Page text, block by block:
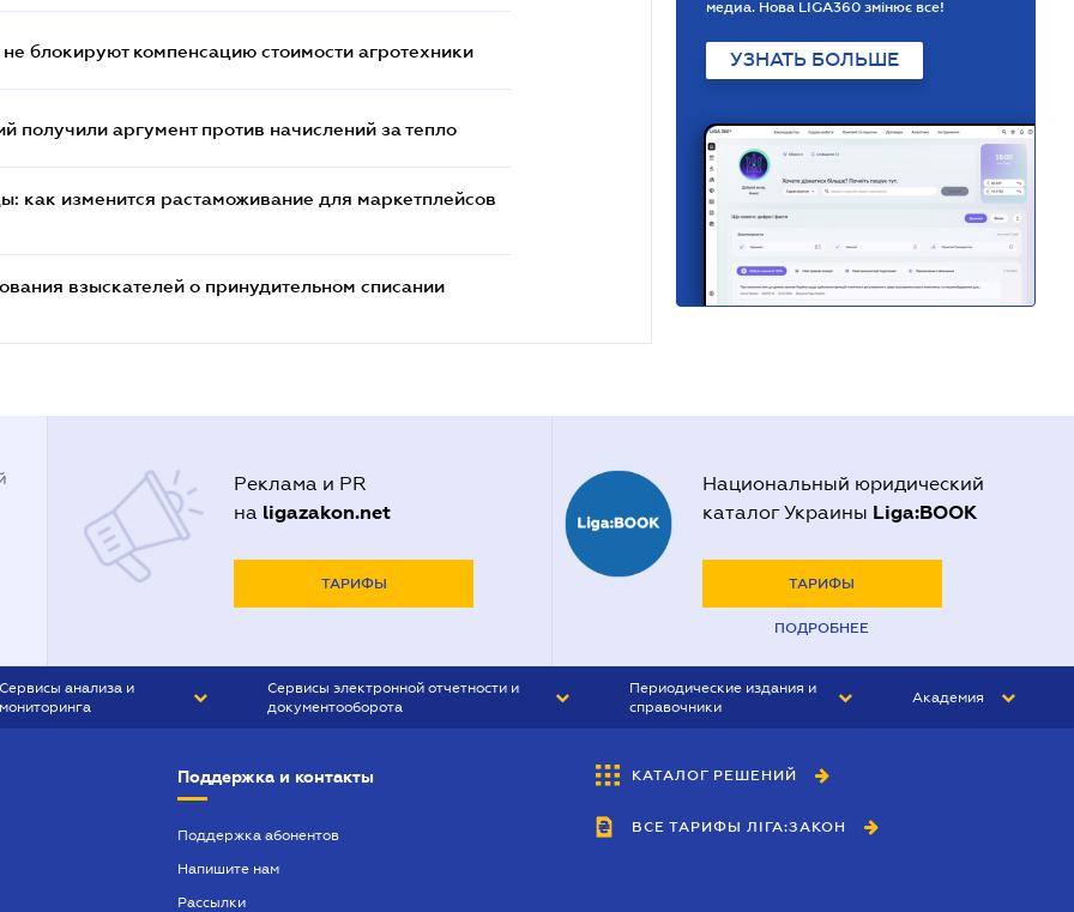
блокируют компенсацию стоимости агротехники
получили аргумент против начислений за тепло
как изменится растаможивание для маркетплейсов
взыскателей о принудительном списании
медиа. Нова LIGA360 змінює все!
УЗНАТЬ БОЛЬШЕ
Реклама и PR
на ligazakon.net
ТАРИФЫ
Национальный юридический
каталог Украины Liga:BOOK
ТАРИФЫ
ПОДРОБНЕЕ
Сервисы анализа и
мониторинга
Сервисы электронной отчетности и
документооборота
Периодические издания и
справочники
БУХГАЛТЕР&ЗАКОН
ВЕСТНИК МСФО
Академия
Поддержка и контакты
Поддержка абонентов
Напишите нам
Рассылки
КАТАЛОГ РЕШЕНИЙ
ВСЕ ТАРИФЫ ЛІГА:ЗАКОН